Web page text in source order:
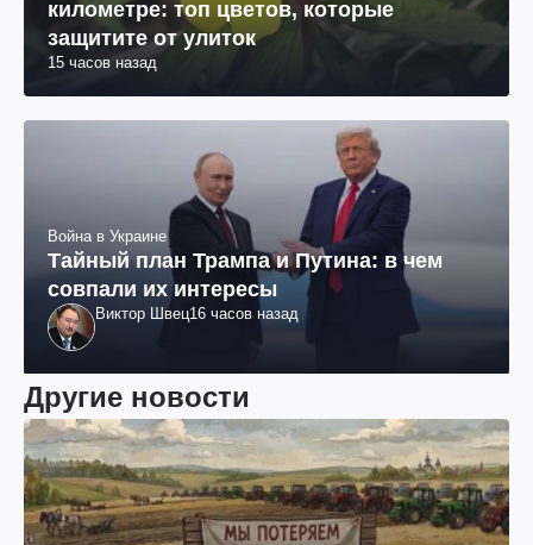
километре: топ цветов, которые
защитите от улиток
15 часов назад
Война в Украине
Тайный план Трампа и Путина: в чем
совпали их интересы
Виктор Швец16 часов назад
Другие новости